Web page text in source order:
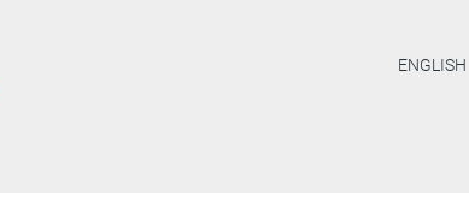
ENGLISH